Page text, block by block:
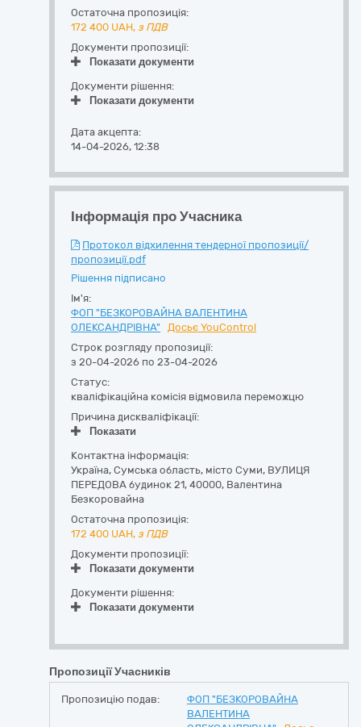
Остаточна пропозиція:
172 400 UAH, з ПДВ
Документи пропозиції:
Показати документи
Документи рішення:
Показати документи
Дата акцепта:
14-04-2026, 12:38
Інформація про Учасника
Протокол відхилення тендерної пропозиції/
пропозиції.pdf
Рішення підписано
Ім'я:
ФОП "БЕЗКОРОВАЙНА ВАЛЕНТИНА
ОЛЕКСАНДРІВНА"
Досьє YouControl
Строк розгляду пропозиції:
з 20-04-2026 по 23-04-2026
Статус:
кваліфікаційна комісія відмовила переможцю
Причина дискваліфікації:
Показати
Контактна інформація:
Україна, Сумська область, місто Суми, ВУЛИЦЯ
ПЕРЕДОВА будинок 21, 40000, Валентина
Безкоровайна
Остаточна пропозиція:
172 400 UAH, з ПДВ
Документи пропозиції:
Показати документи
Документи рішення:
Показати документи
Пропозиції Учасників
Пропозицію подав:
ФОП "БЕЗКОРОВАЙНА
ВАЛЕНТИНА